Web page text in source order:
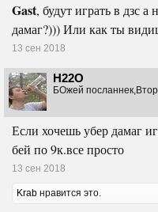
Gast, будут играть в дзс а
дамаг?))) Или как ты
13 сен 2018
H22O
БОжей
Если хочешь убер дамаг
бей по 9к.все просто
13 сен 2018
Krab нравится это.